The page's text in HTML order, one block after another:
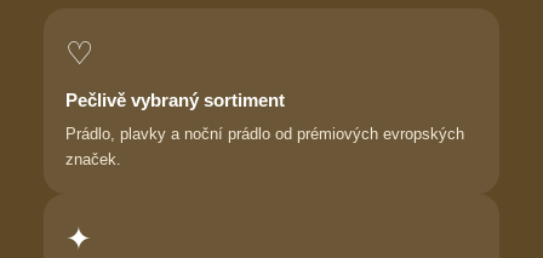
♡
Pečlivě vybraný sortiment
Prádlo, plavky a noční prádlo od prémiových evropských
značek.
✦